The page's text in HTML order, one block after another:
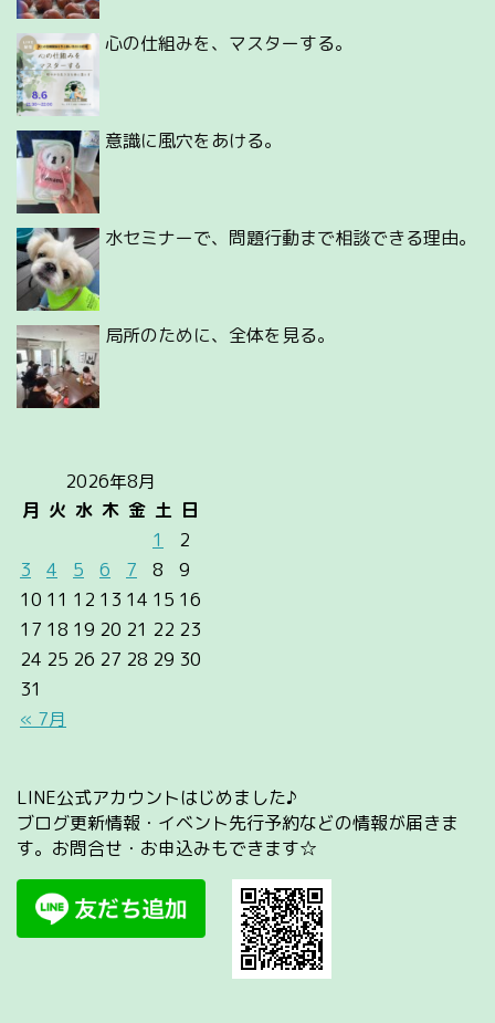
心の仕組みを、マスターする。
意識に風穴をあける。
水セミナーで、問題行動まで相談できる理由。
局所のために、全体を見る。
2026年8月
月 火 水 木 金 土 日
« 7月
1
2
3
4 5 6 7 8
9
10 11 12 13 14 15 16
17 18 19 20 21 22 23
24 25 26 27 28 29 30
31
LINE公式アカウントはじめました♪
ブログ更新情報・イベント先行予約などの情報が届きま
す。お問合せ・お申込みもできます☆